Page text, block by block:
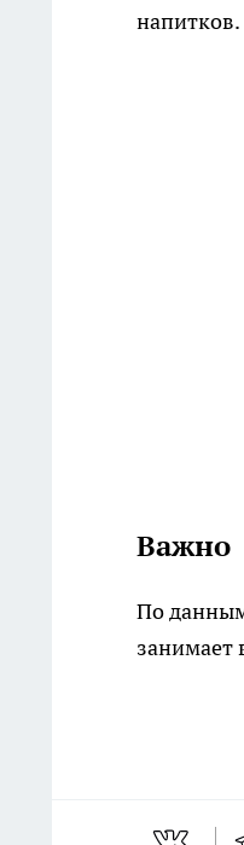
напитков.
Важно
По данным
занимает